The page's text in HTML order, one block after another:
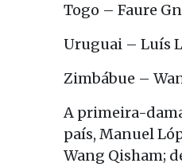
Togo – Faure
Uruguai – Luís
Zimbábue –
A primeira-
país, Manuel
Wang Qisham;